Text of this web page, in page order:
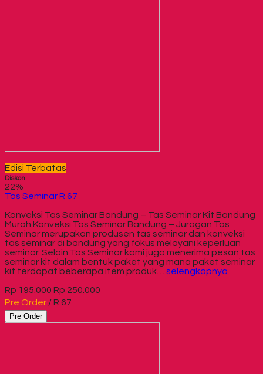
Edisi Terbatas
Diskon
22%
Tas Seminar R 67
Konveksi Tas Seminar Bandung – Tas Seminar Kit Bandung
Murah Konveksi Tas Seminar Bandung – Juragan Tas
Seminar merupakan produsen tas seminar dan konveksi
tas seminar di bandung yang fokus melayani keperluan
seminar. Selain Tas Seminar kami juga menerima pesan tas
seminar kit dalam bentuk paket yang mana paket seminar
kit terdapat beberapa item produk… selengkapnya
Rp 195.000 Rp 250.000
Pre Order / R 67
Pre Order